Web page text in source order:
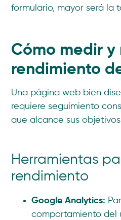
formulario, mayor será la
Cómo medir y
rendimiento
Una página web bien
requiere seguimiento
que alcance sus
Herramientas
rendimiento
Google Analytics:
comportamiento del